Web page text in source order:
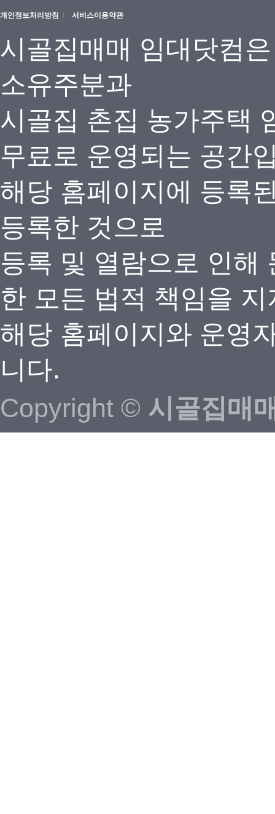
개인정보처리방침 서비스이용약관
시골집매매 임대닷컴
소유주분과
시골집 촌집 농가주택
무료로 운영되는 공간
해당 홈페이지에 등록
등록한 것으로
등록 및 열람으로 인해
한 모든 법적 책임을
해당 홈페이지와 운영
니다.
Copyright © 시골집매